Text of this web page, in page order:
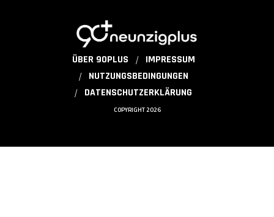
ÜBER 90PLUS
IMPRESSUM
NUTZUNGSBEDINGUNGEN
DATENSCHUTZERKLÄRUNG
COPYRIGHT 2026